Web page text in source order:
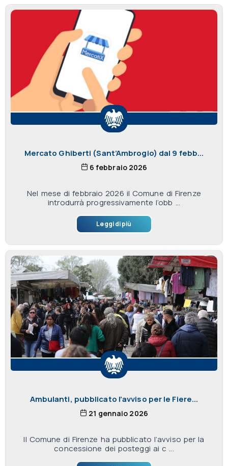
Mercato Ghiberti (Sant’Ambrogio) dal 9 febb...
6 febbraio 2026
Nel mese di febbraio 2026 il Comune di Firenze
introdurrà progressivamente l’obb ...
Leggi di più
Ambulanti, pubblicato l’avviso per le Fiere...
21 gennaio 2026
Il Comune di Firenze ha pubblicato l’avviso per la
concessione dei posteggi ai c ...